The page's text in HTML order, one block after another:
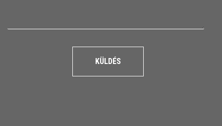
KÜLDÉS